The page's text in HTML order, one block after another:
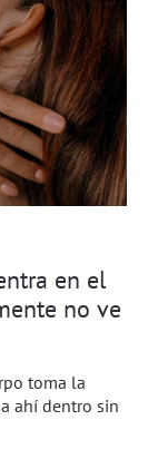
en el
no ve
toma la
ahí dentro sin